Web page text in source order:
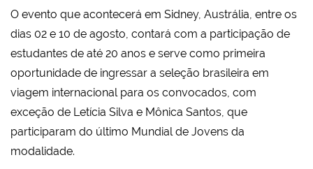
O evento que acontecerá em Sidney, Austrália, entre os
dias 02 e 10 de agosto, contará com a participação de
estudantes de até 20 anos e serve como primeira
oportunidade de ingressar a seleção brasileira em
viagem internacional para os convocados, com
exceção de Letícia Silva e Mônica Santos, que
participaram do último Mundial de Jovens da
modalidade.